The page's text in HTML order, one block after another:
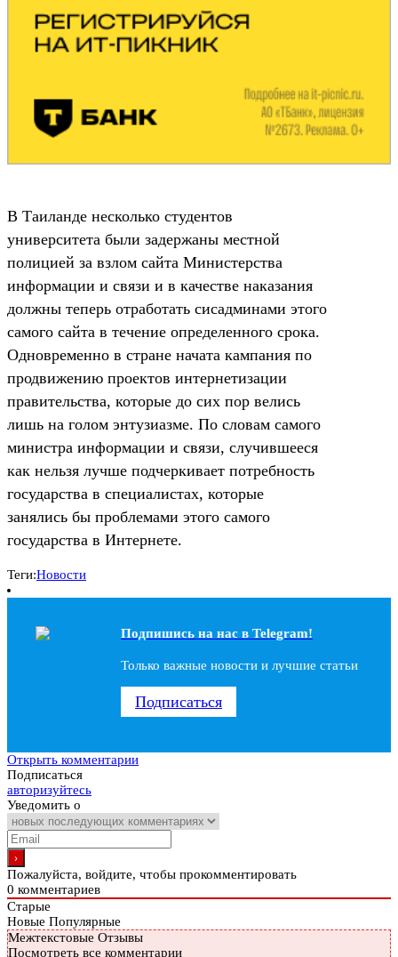
В Таиланде несколько студентов
университета были задержаны местной
полицией за взлом сайта Министерства
информации и связи и в качестве наказания
должны теперь отработать сисадминами этого
самого сайта в течение определенного срока.
Одновременно в стране начата кампания по
продвижению проектов интернетизации
правительства, которые до сих пор велись
лишь на голом энтузиазме. По словам самого
министра информации и связи, случившееся
как нельзя лучше подчеркивает потребность
государства в специалистах, которые
занялись бы проблемами этого самого
государства в Интернете.
Теги:Новости
Подпишись на наc в Telegram!
Только важные новости и лучшие статьи
Подписаться
Открыть комментарии
Подписаться
авторизуйтесь
Уведомить о
Пожалуйста, войдите, чтобы прокомментировать
0 комментариев
Старые
Новые Популярные
Межтекстовые Отзывы
Посмотреть все комментарии